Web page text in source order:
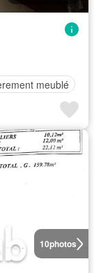
meublé
10photos